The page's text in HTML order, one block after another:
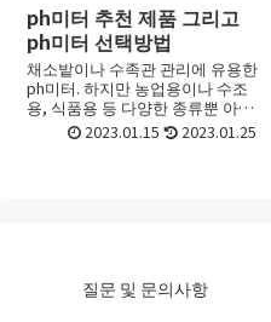
ph미터 추천 제품 그리고
ph미터 선택방법
채소밭이나 수족관 관리에 유용한
ph미터. 하지만 농업용이나 수조
용, 식품용 등 다양한 종류뿐 아니
라 형상도 콤팩트형과 핸디형 등
이 있어 실제 어떤 ph미터를 골라
2023.01.15 2023.01.25
질문 및 문의사항